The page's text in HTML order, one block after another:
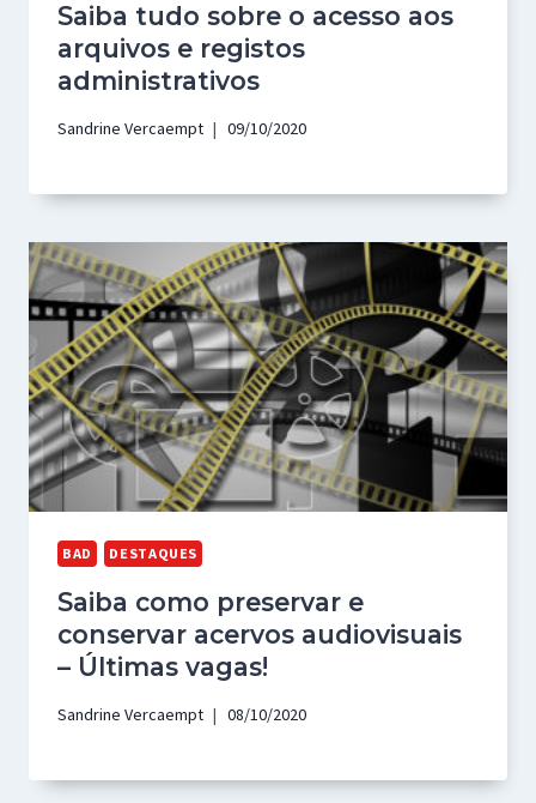
Saiba tudo sobre o acesso aos
arquivos e registos
administrativos
Sandrine Vercaempt 09/10/2020
BAD DESTAQUES
Saiba como preservar e
conservar acervos audiovisuais
– Últimas vagas!
Sandrine Vercaempt 08/10/2020